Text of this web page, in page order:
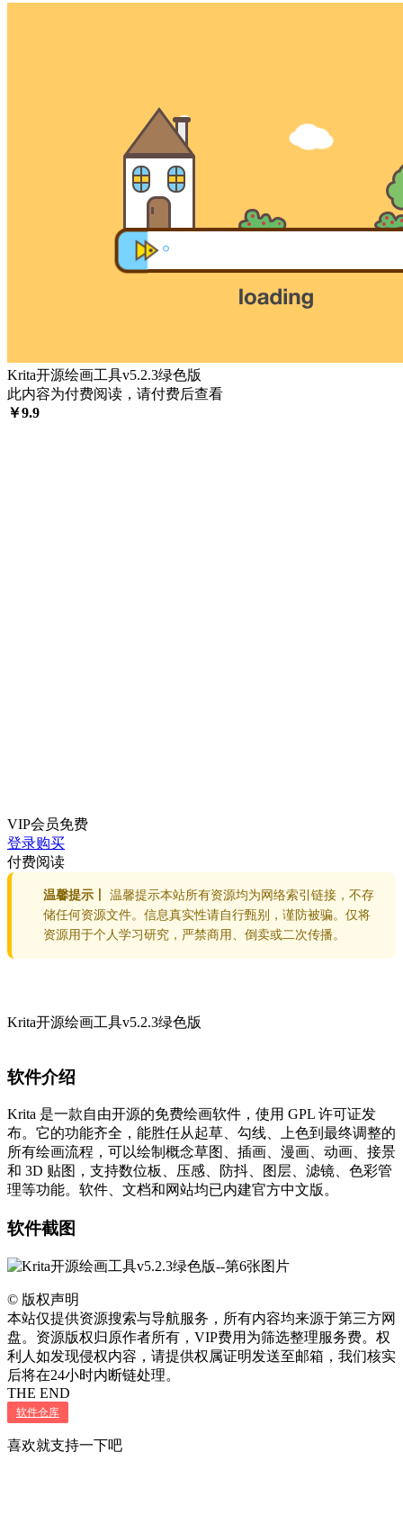
Krita开源绘画工具v5.2.3绿色版
此内容为付费阅读，请付费后查看
￥9.9
VIP会员免费
登录购买
付费阅读
温馨提示丨
温馨提示本站所有资源均为网络索引链接，不存
储任何资源文件。信息真实性请自行甄别，谨防被骗。仅将
资源用于个人学习研究，严禁商用、倒卖或二次传播。
Krita开源绘画工具v5.2.3绿色版
软件介绍
Krita 是一款自由开源的免费绘画软件，使用 GPL 许可证发
布。它的功能齐全，能胜任从起草、勾线、上色到最终调整的
所有绘画流程，可以绘制概念草图、插画、漫画、动画、接景
和 3D 贴图，支持数位板、压感、防抖、图层、滤镜、色彩管
理等功能。软件、文档和网站均已内建官方中文版。
软件截图
© 版权声明
本站仅提供资源搜索与导航服务，所有内容均来源于第三方网
盘。资源版权归原作者所有，VIP费用为筛选整理服务费。权
利人如发现侵权内容，请提供权属证明发送至邮箱，我们核实
后将在24小时内断链处理。
THE END
软件仓库
喜欢就支持一下吧